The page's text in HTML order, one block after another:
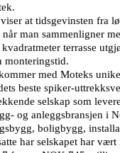
at tidsgevinsten fra
man sammenligner
terrasse
monteringstid.
med Moteks
beste spiker-
selskap som
og anleggsbransjen i
boligbygg,
har selskapet har